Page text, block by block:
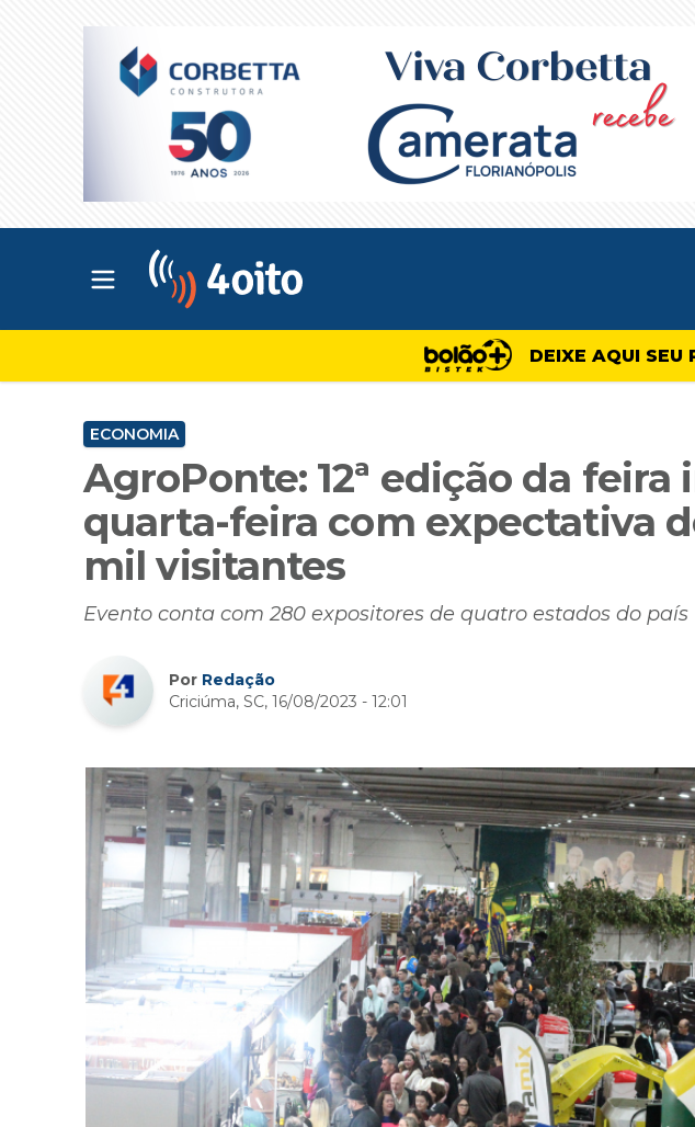
Abrir menu principal
DEIXE AQUI SEU
ECONOMIA
AgroPonte: 12ª edição da feira
quarta-feira com expectativa
mil visitantes
Evento conta com 280 expositores de quatro estados do país
Por Redação
Criciúma, SC, 16/08/2023 - 12:01